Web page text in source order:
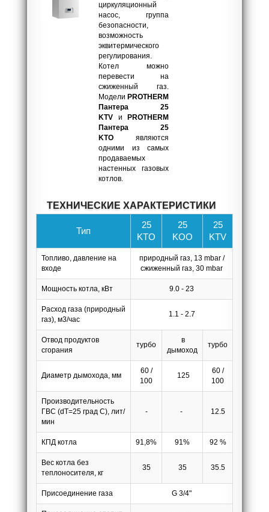
циркуляционный
насос, группа
безопасности,
возможность
эквитермического
регулирования.
Котел можно
перевести на
сжиженный газ.
Модели PROTHERM
Пантера 25
KTV и
PROTHERM
Пантера 25
KTO
являются
одними из самых
продаваемых
настенных газовых
котлов.
ТЕХНИЧЕСКИЕ ХАРАКТЕРИСТИКИ
Тип
25
KTO
25
KOO
25
KTV
Топливо, давление на
входе
природный газ, 13 mbar /
сжиженный газ, 30 mbar
Мощность котла, кВт 9.0 - 23
Расход газа (природный
газ), м3/час
1.1 - 2.7
Отвод продуктов
сгорания
турбо
в
дымоход
турбо
Диаметр дымохода, мм
60 /
100
125
60 /
100
Производительность
ГВС (dT=25 град С), лит/
мин
- - 12.5
КПД котла 91,8% 91% 92 %
Вес котла без
теплоносителя, кг
35 35 35.5
Присоединение газа G 3/4"